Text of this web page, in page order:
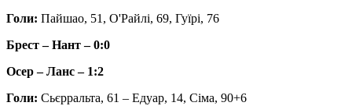
Голи: Пайшао, 51, О'Райлі, 69, Гуїрі, 76
Брест – Нант – 0:0
Осер – Ланс – 1:2
Голи: Сьєрральта, 61 – Едуар, 14, Сіма, 90+6